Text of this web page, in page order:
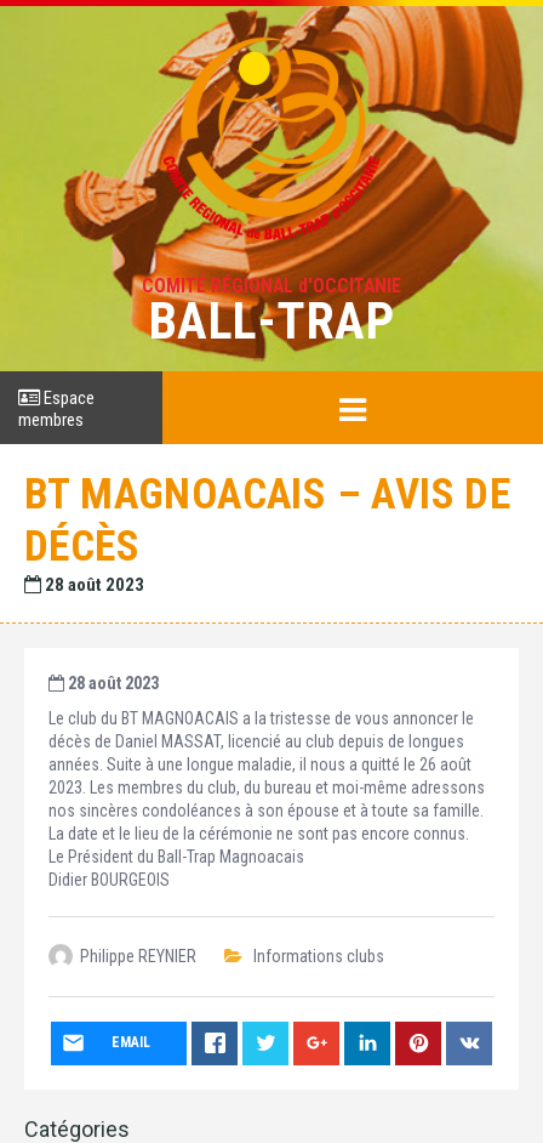
COMITÉ RÉGIONAL d'OCCITANIE
BALL-TRAP
Espace
membres
BT MAGNOACAIS – AVIS DE
DÉCÈS
28 août 2023
28 août 2023
Le club du BT MAGNOACAIS a la tristesse de vous annoncer le
décès de Daniel MASSAT, licencié au club depuis de longues
années. Suite à une longue maladie, il nous a quitté le 26 août
2023. Les membres du club, du bureau et moi-même adressons
nos sincères condoléances à son épouse et à toute sa famille.
La date et le lieu de la cérémonie ne sont pas encore connus.
Le Président du Ball-Trap Magnoacais
Didier BOURGEOIS
Philippe REYNIER Informations clubs
EMAIL
Catégories